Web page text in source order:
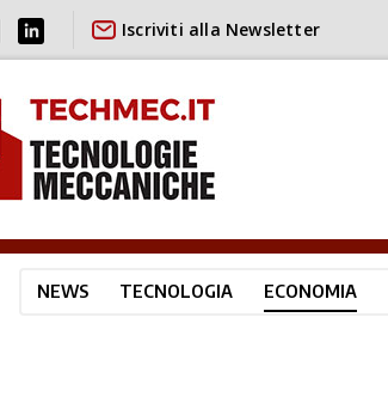
Iscriviti alla Newsletter
NEWS TECNOLOGIA ECONOMIA